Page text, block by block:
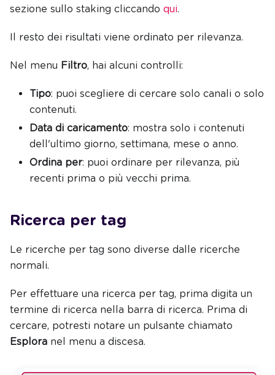
sezione sullo staking cliccando qui.
Il resto dei risultati viene ordinato per rilevanza.
Nel menu Filtro, hai alcuni controlli:
Tipo: puoi scegliere di cercare solo canali o solo
contenuti.
Data di caricamento: mostra solo i contenuti
dell'ultimo giorno, settimana, mese o anno.
Ordina per: puoi ordinare per rilevanza, più
recenti prima o più vecchi prima.
Ricerca per tag
Le ricerche per tag sono diverse dalle ricerche
normali.
Per effettuare una ricerca per tag, prima digita un
termine di ricerca nella barra di ricerca. Prima di
cercare, potresti notare un pulsante chiamato
Esplora nel menu a discesa.